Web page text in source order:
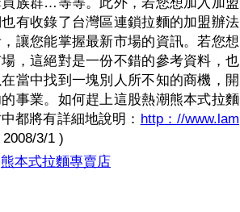
有收錄了台灣區連鎖拉麵的加盟辦法
讓您能掌握最新市場的資訊。若您想
，這絕對是一份不錯的參考資料，也
當中找到一塊別人所不知的商機，開
事業。如何趕上這股熱潮熊本式拉麵
都將有詳細地說明： http：//www.lam
3/1 )
熊本式拉麵專賣店